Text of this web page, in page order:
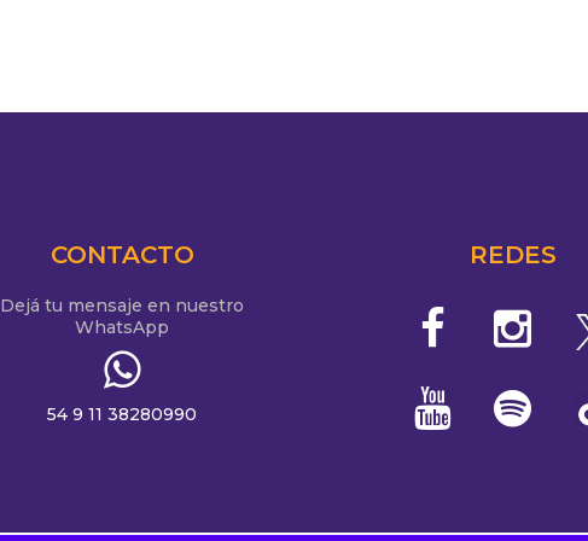
CONTACTO
Dejá tu mensaje en nuestro
WhatsApp
54 9 11 38280990
REDES